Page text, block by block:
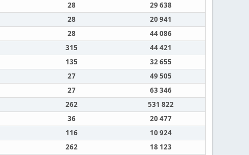
28
29 638
28
20 941
28
44 086
315
44 421
135
32 655
27
49 505
27
63 346
262
531 822
36
20 477
116
10 924
262
18 123